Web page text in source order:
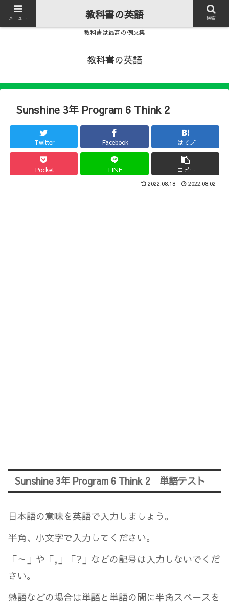
教科書は最高の例文集
教科書の英語
Sunshine 3年 Program 6 Think 2
Twitter Facebook はてブ
Pocket LINE コピー
2022.08.18 2022.08.02
Sunshine 3年 Program 6 Think 2 単語テスト
日本語の意味を英語で入力しましょう。
半角、小文字で入力してください。
「～」や「,」「?」などの記号は入力しないでくだ
さい。
熟語などの場合は単語と単語の間に半角スペースを
メニュー 教科書の英語 検索